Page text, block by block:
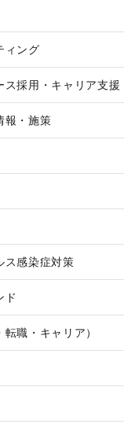
ィング
ス採用・キャリア支援
報・施策
ス感染症対策
ド
職・キャリア）